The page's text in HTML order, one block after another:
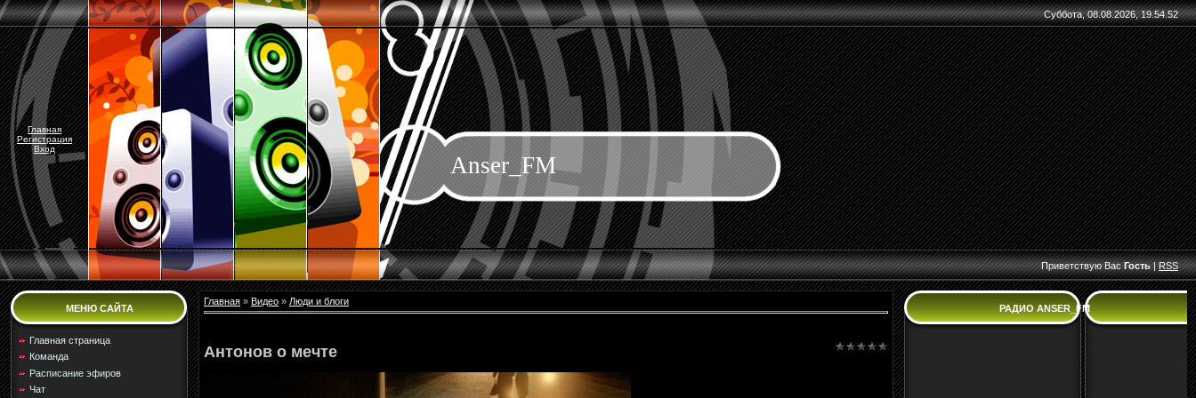
Суббота, 08.08.2026, 19.54.52
Главная
Регистрация
Вход
Anser_FM
Приветствую Вас Гость|RSS
МЕНЮ САЙТА
Главная страница
Команда
Расписание эфиров
Чат
Главная » Видео » Люди и блоги
Антонов о мечте
РАДИО ANSER_FM